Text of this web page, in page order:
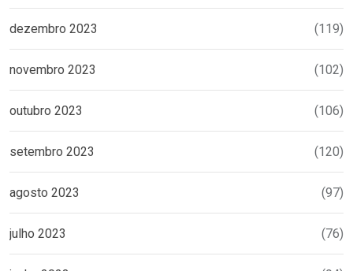
dezembro 2023 (119)
novembro 2023 (102)
outubro 2023 (106)
setembro 2023 (120)
agosto 2023 (97)
julho 2023 (76)